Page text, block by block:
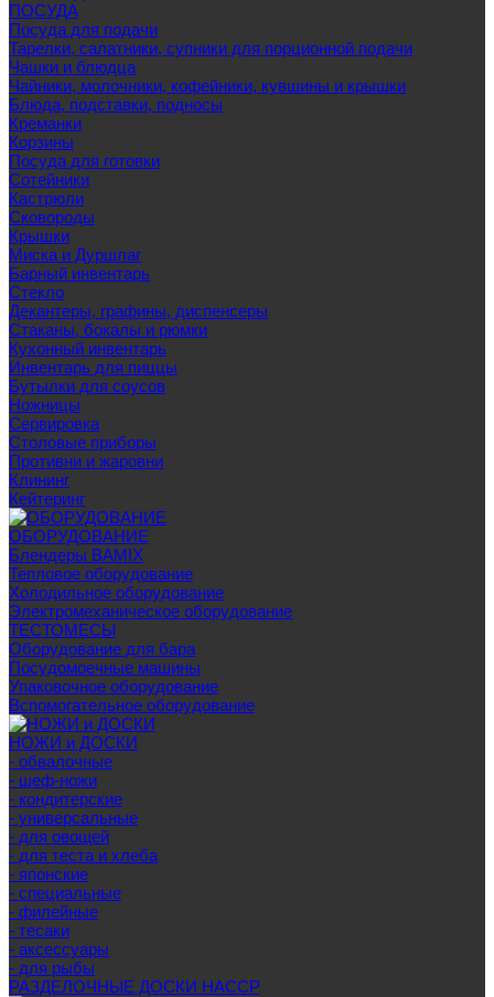
ПОСУДА
Посуда для подачи
Тарелки, салатники, супники для порционной подачи
Чашки и блюдца
Чайники, молочники, кофейники, кувшины и крышки
Блюда, подставки, подносы
Креманки
Корзины
Посуда для готовки
Сотейники
Кастрюли
Сковороды
Крышки
Миска и Дуршлаг
Барный инвентарь
Стекло
Декантеры, графины, диспенсеры
Стаканы, бокалы и рюмки
Кухонный инвентарь
Инвентарь для пиццы
Бутылки для соусов
Ножницы
Сервировка
Столовые приборы
Противни и жаровни
Клининг
Кейтеринг
ОБОРУДОВАНИЕ
Блендеры BAMIX
Тепловое оборудование
Холодильное оборудование
Электромеханическое оборудование
ТЕСТОМЕСЫ
Оборудование для бара
Посудомоечные машины
Упаковочное оборудование
Вспомогательное оборудование
НОЖИ и ДОСКИ
- обвалочные
- шеф-ножи
- кондитерские
- универсальные
- для овощей
- для теста и хлеба
- японские
- специальные
- филейные
- тесаки
- аксессуары
- для рыбы
РАЗДЕЛОЧНЫЕ ДОСКИ HACCP